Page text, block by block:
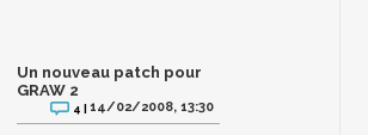
Un nouveau patch pour
GRAW 2
4 |14/02/2008, 13:30